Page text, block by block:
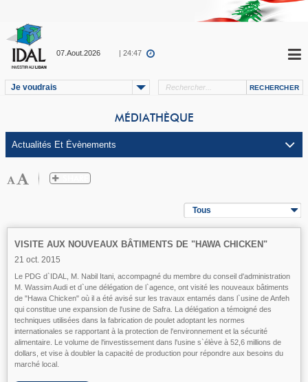
07.Aout.2026 | 24:47
Je voudrais
MÉDIATHÈQUE
Tous
VISITE AUX NOUVEAUX BÂTIMENTS DE "HAWA CHICKEN"
21 oct. 2015
Le PDG d`IDAL, M. Nabil Itani, accompagné du membre du conseil d'administration
M. Wassim Audi et d`une délégation de l`agence, ont visité les nouveaux bâtiments
de "Hawa Chicken" où il a été avisé sur les travaux entamés dans l`usine de Anfeh
qui constitue une expansion de l'usine de Safra. La délégation a témoigné des
techniques utilisées dans la fabrication de poulet adoptant les normes
internationales se rapportant à la protection de l'environnement et la sécurité
alimentaire. Le volume de l'investissement dans l'usine s`élève à 52,6 millions de
dollars, et vise à doubler la capacité de production pour répondre aux besoins du
marché local.